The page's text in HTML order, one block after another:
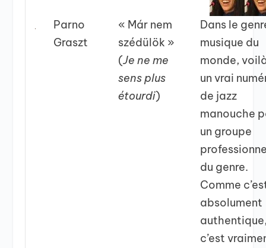
Parno
Graszt
« Már nem
szédülök »
(Je ne me
sens plus
étourdi)
Dans le
musique du
monde,
un vrai
de jazz
manouche
un groupe
du genre.
Comme
absolument
c’est